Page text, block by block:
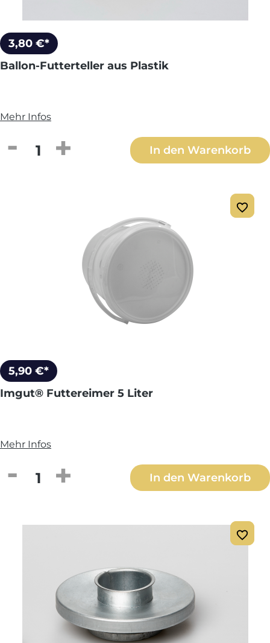
3,80 €*
Ballon-Futterteller aus Plastik
Mehr Infos
Produkt Anzahl: Gib den gewünschten
In den Warenkorb
5,90 €*
Imgut® Futtereimer 5 Liter
Mehr Infos
Produkt Anzahl: Gib den gewünschten
In den Warenkorb